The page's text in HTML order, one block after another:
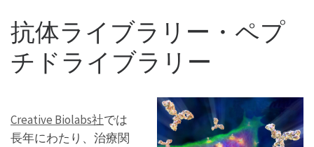
抗体ライブラリー・ペプ
チドライブラリー
Creative Biolabs社では
長年にわたり、治療関